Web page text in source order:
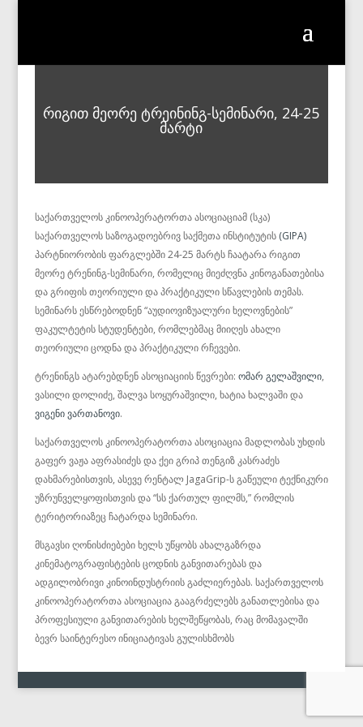
რიგით მეორე ტრეინინგ-სემინარი, 24-25
მარტი
საქართველოს კინოოპერატორთა ასოციაციამ (სკა)
საქართველოს საზოგადოებრივ საქმეთა ინსტიტუტის(GIPA)
პარტნიორობის ფარგლებში 24-25 მარტს ჩაატარა რიგით
მეორე ტრენინგ-სემინარი, რომელიც მიეძღვნა კინოგანათებისა
და გრიფის თეორიული და პრაქტიკული სწავლების თემას.
სემინარს ესწრებოდნენ “აუდიოვიზუალური ხელოვნების”
ფაკულტეტის სტუდენტები, რომლებმაც მიიღეს ახალი
თეორიული ცოდნა და პრაქტიკული რჩევები.
ტრენინგს ატარებდნენ ასოციაციის წევრები: ომარ გელაშვილი,
ვასილი დოლიძე, შალვა სოყურაშვილი, ხატია ხალვაში და
ვიგენი ვართანოვი.
საქართველოს კინოოპერატორთა ასოციაცია მადლობას უხდის
გაფერ ვაჟა აფრასიძეს და ქეი გრიპ თენგიზ კასრაძეს
დახმარებისთვის, ასევე რენტალ JagaGrip-ს გაწეული ტექნიკური
უზრუნველყოფისთვის და “სს ქართულ ფილმს,” რომლის
ტერიტორიაზეც ჩატარდა სემინარი.
მსგავსი ღონისძიებები ხელს უწყობს ახალგაზრდა
კინემატოგრაფისტების ცოდნის განვითარებას და
ადგილობრივი კინოინდუსტრიის გაძლიერებას. საქართველოს
კინოოპერატორთა ასოციაცია გააგრძელებს განათლებისა და
პროფესიული განვითარების ხელშეწყობას, რაც მომავალში
ბევრ საინტერესო ინიციატივას გულისხმობს